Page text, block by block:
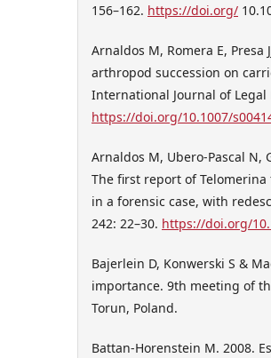
156–162. https://doi.org/
Arnaldos M, Romera E, Presa
arthropod succession on
International Journal of Legal
https://doi.org/10.1007/
Arnaldos M, Ubero-Pascal N,
The first report of Telomerina
in a forensic case, with
242: 22–30. https://doi.org/
Bajerlein D, Konwerski S &
importance. 9th meeting of
Torun, Poland.
Battan-Horenstein M. 2008.